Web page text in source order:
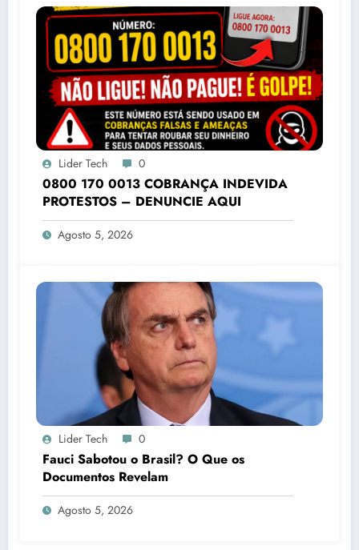
Lider Tech 0
0800 170 0013 COBRANÇA INDEVIDA
PROTESTOS – DENUNCIE AQUI
Agosto 5, 2026
Lider Tech 0
Fauci Sabotou o Brasil? O Que os
Documentos Revelam
Agosto 5, 2026